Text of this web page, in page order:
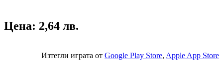
Цена: 2,64 лв.
Изтегли играта от Google Play Store, Apple App Store